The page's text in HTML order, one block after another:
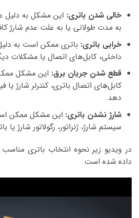
خالی شدن باتری:این مشکل به دلیل
به مدت طولانی یا به علت عدم شارژ
خرابی باتری:باتری ممکن است به دلیل
داخلی، کابل‌های اتصال یا مشکلات
قطع شدن جریان برق:این مشکل ممکن
کابل‌های اتصال باتری، کنترلر شارژ یا
دهد.
شارژ نشدن باتری:این مشکل ممکن است
سیستم شارژ، ژنراتور، رگولاتور شارژ یا
در ویدیو زیر نحوه انتخاب باتری مناسب
داده شده است.
ویدیو